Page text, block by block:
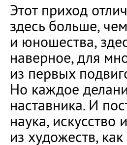
Этот приход
здесь больше,
и юношества,
наверное, для
из первых
Но каждое
наставника. И
наука, искусство
из художеств,